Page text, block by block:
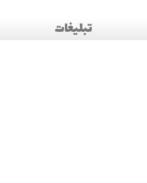
تبلیغات